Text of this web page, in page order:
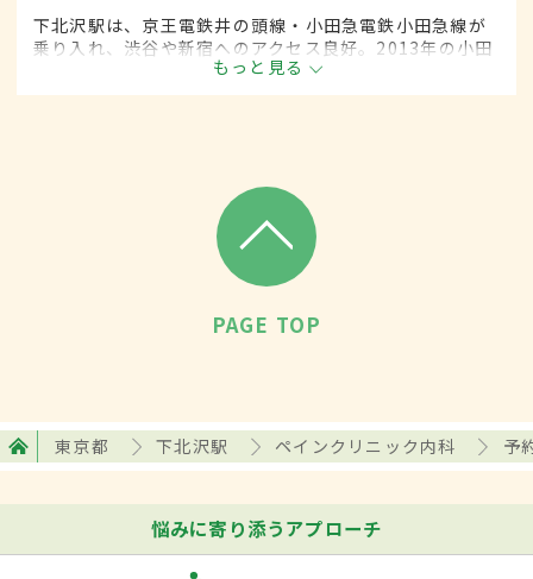
下北沢駅は、京王電鉄井の頭線・小田急電鉄小田急線が
乗り入れ、渋谷や新宿へのアクセス良好。2013年の小田
急線地下化に伴い、駅舎がリニューアル。駅周辺は
ファッションの街、小劇場の街として知られるが、閑静
もっと見る
PAGE TOP
東京都 下北沢駅 ペインクリニック内科 予
悩みに寄り添うアプローチ